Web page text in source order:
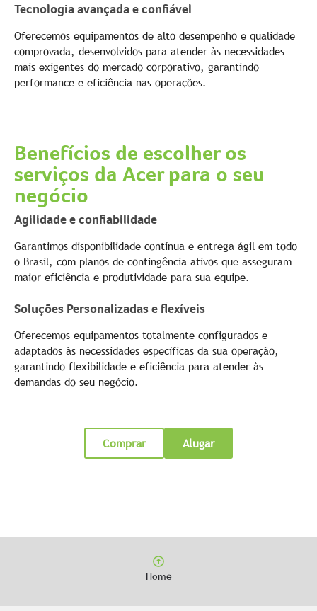
Tecnologia avançada e confiável
Oferecemos equipamentos de alto desempenho e qualidade
comprovada, desenvolvidos para atender às necessidades
mais exigentes do mercado corporativo, garantindo
performance e eficiência nas operações.
Benefícios de escolher os
serviços da Acer para o seu
negócio
Agilidade e confiabilidade
Garantimos disponibilidade contínua e entrega ágil em todo
o Brasil, com planos de contingência ativos que asseguram
maior eficiência e produtividade para sua equipe.
Soluções Personalizadas e flexíveis
Oferecemos equipamentos totalmente configurados e
adaptados às necessidades específicas da sua operação,
garantindo flexibilidade e eficiência para atender às
demandas do seu negócio.
Comprar Alugar
Home